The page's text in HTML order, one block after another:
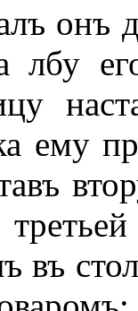
онъ
лбу
ему
въ